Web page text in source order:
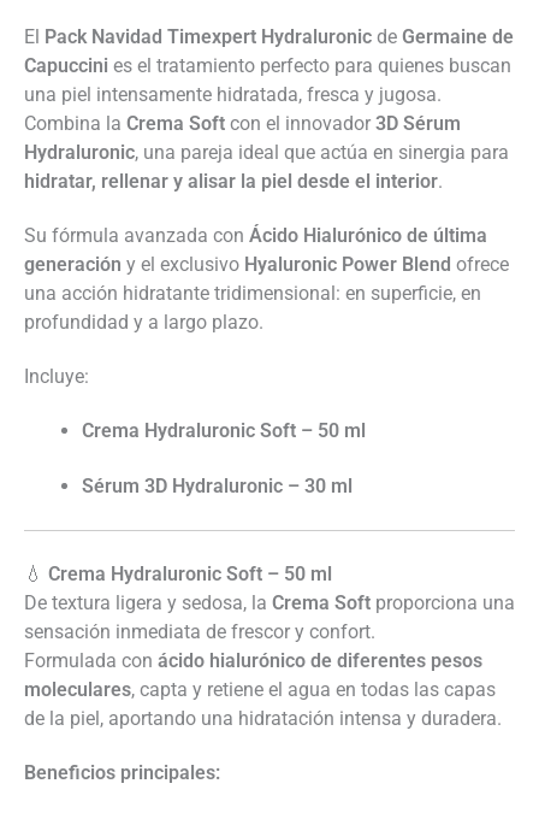
El Pack Navidad Timexpert Hydraluronic de Germaine de
Capuccini es el tratamiento perfecto para quienes buscan
una piel intensamente hidratada, fresca y jugosa.
Combina la Crema Soft con el innovador 3D Sérum
Hydraluronic, una pareja ideal que actúa en sinergia para
hidratar, rellenar y alisar la piel desde el interior.
Su fórmula avanzada con Ácido Hialurónico de última
generación y el exclusivo Hyaluronic Power Blend ofrece
una acción hidratante tridimensional: en superficie, en
profundidad y a largo plazo.
Incluye:
Crema Hydraluronic Soft – 50 ml
Sérum 3D Hydraluronic – 30 ml
💧 Crema Hydraluronic Soft – 50 ml
De textura ligera y sedosa, la Crema Soft proporciona una
sensación inmediata de frescor y confort.
Formulada con ácido hialurónico de diferentes pesos
moleculares, capta y retiene el agua en todas las capas
de la piel, aportando una hidratación intensa y duradera.
Beneficios principales: